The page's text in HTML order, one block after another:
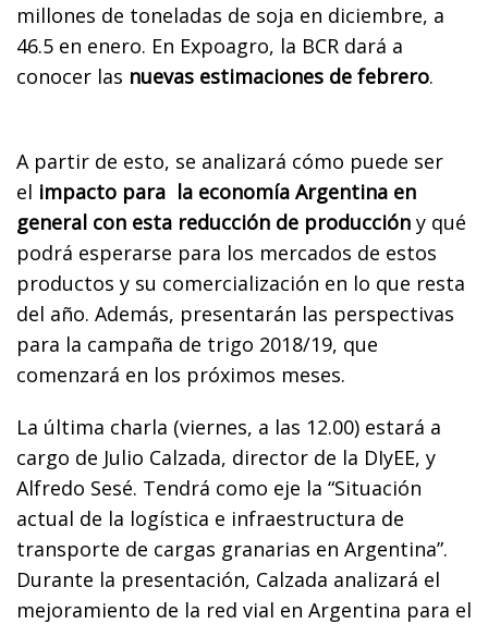
millones de toneladas de soja en diciembre, a
46.5 en enero. En Expoagro, la BCR dará a
conocer las nuevas estimaciones de febrero.
A partir de esto, se analizará cómo puede ser
el impacto para la economía Argentina en
general con esta reducción de producción y qué
podrá esperarse para los mercados de estos
productos y su comercialización en lo que resta
del año. Además, presentarán las perspectivas
para la campaña de trigo 2018/19, que
comenzará en los próximos meses.
La última charla (viernes, a las 12.00) estará a
cargo de Julio Calzada, director de la DIyEE, y
Alfredo Sesé. Tendrá como eje la “Situación
actual de la logística e infraestructura de
transporte de cargas granarias en Argentina”.
Durante la presentación, Calzada analizará el
mejoramiento de la red vial en Argentina para el